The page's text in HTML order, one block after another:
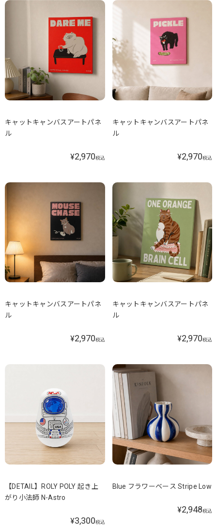
キャットキャンバスアートパネ
ル
¥2,970税込
キャットキャンバスアートパネ
ル
¥2,970税込
キャットキャンバスアートパネ
ル
¥2,970税込
キャットキャンバスアートパネ
ル
¥2,970税込
【DETAIL】ROLY POLY 起き上
がり小法師 N-Astro
¥3,300税込
Blue フラワーベース Stripe Low
¥2,948税込